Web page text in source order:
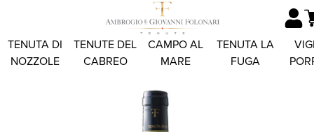
TENUTA DI
NOZZOLE
TENUTE DEL
CABREO
CAMPO AL
MARE
TENUTA LA
FUGA